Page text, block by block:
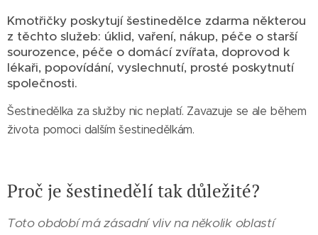
Kmotřičky poskytují šestinedělce zdarma některou
z těchto služeb: úklid, vaření, nákup, péče o starší
sourozence, péče o domácí zvířata, doprovod k
lékaři, popovídání, vyslechnutí, prosté poskytnutí
společnosti.
Šestinedělka za služby nic neplatí. Zavazuje se ale během
života pomoci dalším šestinedělkám.
Proč je šestinedělí tak důležité?
Toto období má zásadní vliv na několik oblastí